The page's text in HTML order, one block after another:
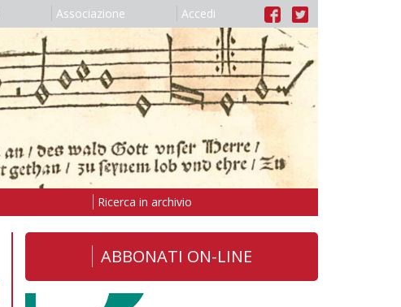
Associazione Accedi
Ricerca in archivio
ABBONATI ON-LINE